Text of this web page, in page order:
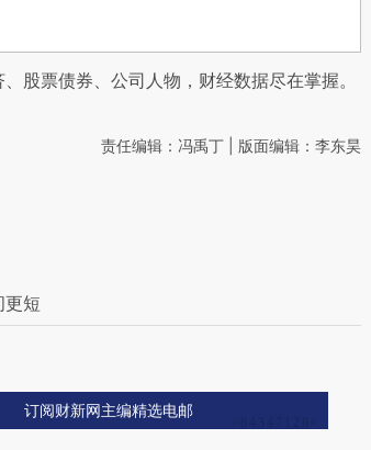
股票债券、公司人物，财经数据尽在掌握。
责任编辑：冯禹丁 | 版面编辑：李东昊
更短
订阅财新网主编精选电邮